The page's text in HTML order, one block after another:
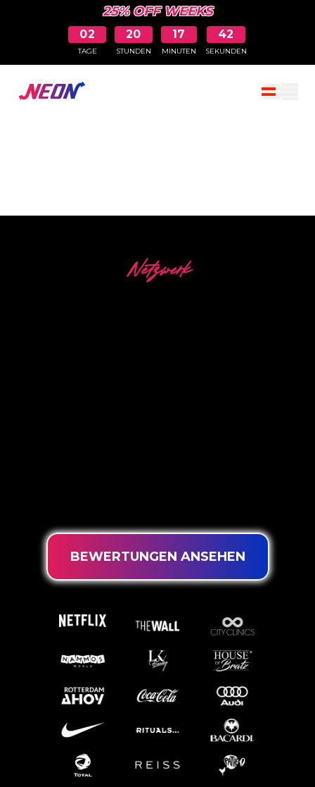
25% OFF WEEKS
02
TAGE
20
STUNDEN
17
MINUTEN
41
SEKUNDEN
Netzwerk
BEWERTUNGEN ANSEHEN